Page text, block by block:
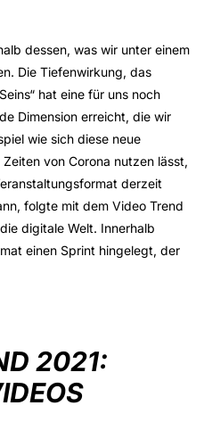
dessen, was wir unter einem
Die Tiefenwirkung, das
hat eine für uns noch
Dimension erreicht, die wir
wie sich diese neue
von Corona nutzen lässt,
derzeit
folgte mit dem Video Trend
digitale Welt. Innerhalb
einen Sprint hingelegt, der
2021: